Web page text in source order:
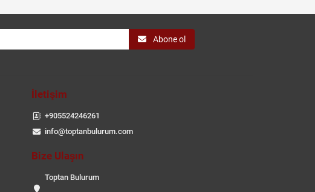
Abone ol
İletişim
+905524246261
info@toptanbulurum.com
Bize Ulaşın
Toptan Bulurum